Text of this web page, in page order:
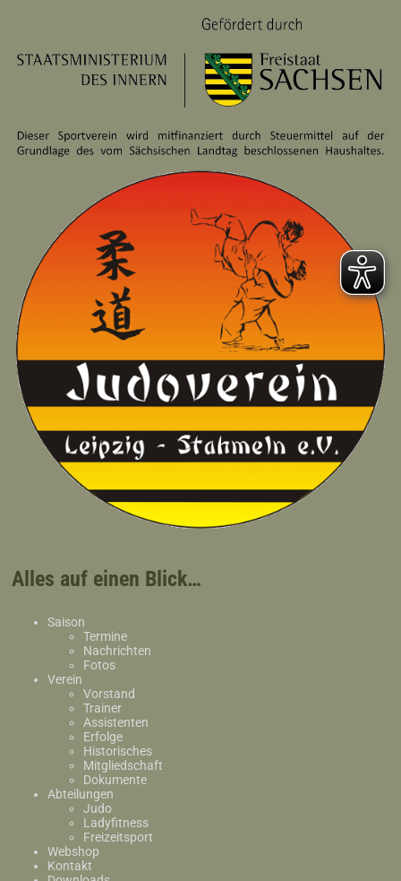
Alles auf einen Blick…
Saison
Termine
Nachrichten
Fotos
Verein
Vorstand
Trainer
Assistenten
Erfolge
Historisches
Mitgliedschaft
Dokumente
Abteilungen
Judo
Ladyfitness
Freizeitsport
Webshop
Kontakt